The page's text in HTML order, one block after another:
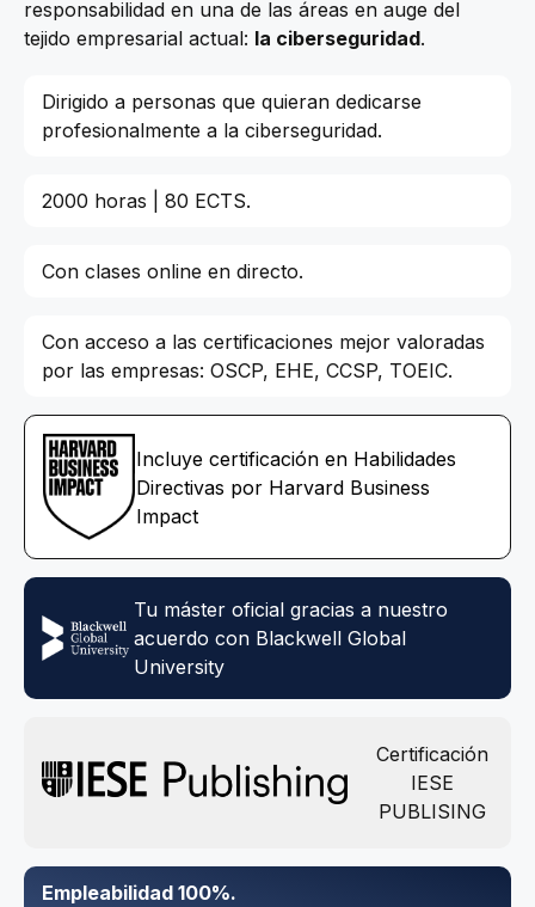
responsabilidad en una de las áreas en auge del
tejido empresarial actual: la ciberseguridad.
Dirigido a personas que quieran dedicarse
profesionalmente a la ciberseguridad.
2000 horas | 80 ECTS.
Con clases online en directo.
Con acceso a las certificaciones mejor valoradas
por las empresas: OSCP, EHE, CCSP, TOEIC.
Incluye certificación en Habilidades
Directivas por Harvard Business
Impact
Tu máster oficial gracias a nuestro
acuerdo con Blackwell Global
University
Certificación
IESE
PUBLISING
Empleabilidad 100%.